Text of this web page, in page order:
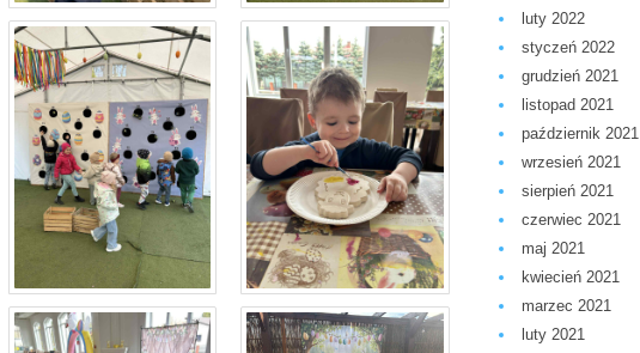
luty 2022
styczeń 2022
grudzień 2021
listopad 2021
październik 2021
wrzesień 2021
sierpień 2021
czerwiec 2021
maj 2021
kwiecień 2021
marzec 2021
luty 2021